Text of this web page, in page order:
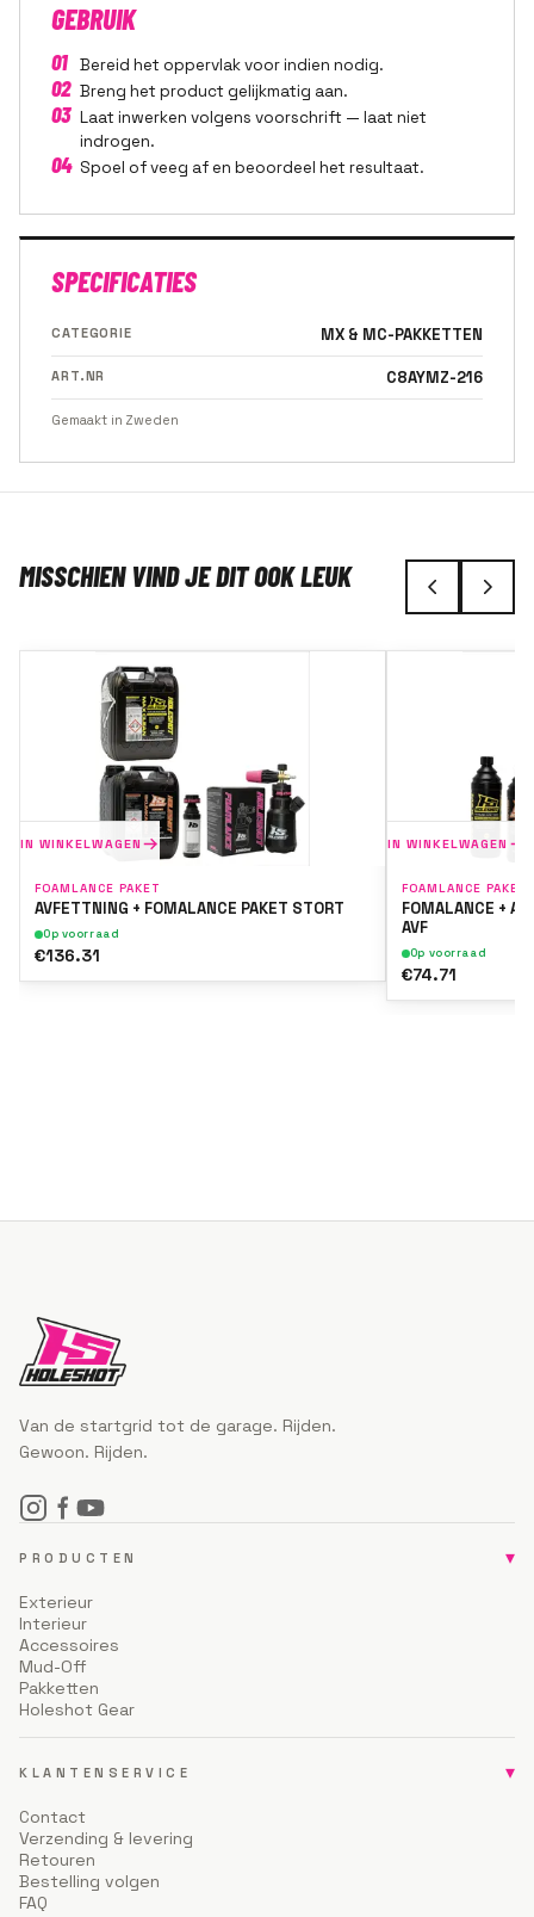
GEBRUIK
01 Bereid het oppervlak voor indien nodig.
02 Breng het product gelijkmatig aan.
03 Laat inwerken volgens voorschrift — laat niet
indrogen.
04 Spoel of veeg af en beoordeel het resultaat.
SPECIFICATIES
CATEGORIE MX & MC-PAKKETTEN
ART.NR C8AYMZ-216
Gemaakt in Zweden
MISSCHIEN VIND JE DIT OOK LEUK
IN WINKELWAGEN
FOAMLANCE PAKET
AVFETTNING + FOMALANCE PAKET STORT
Op voorraad
€136.31
IN WINKELWAGEN
FOAMLANCE PAKET
FOMALANCE +
AVF
Op voorraad
€74.71
Van de startgrid tot de garage. Rijden.
Gewoon. Rijden.
PRODUCTEN ▾
Exterieur
Interieur
Accessoires
Mud-Off
Pakketten
Holeshot Gear
KLANTENSERVICE ▾
Contact
Verzending & levering
Retouren
Bestelling volgen
FAQ